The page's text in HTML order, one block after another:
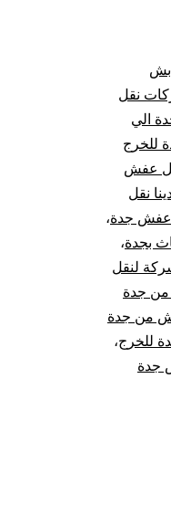
نقل
الي
للخرج
عفش
نقل
عفش جدة،
بجدة،
لنقل
من جدة
من جدة
للخرج،
جدة